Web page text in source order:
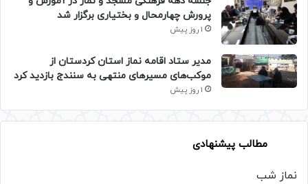
پرورش چهارمحال و بختیاری برگزار شد
1 روز پیش
مدیر ستاد اقامه نماز استان کردستان از
موکب‌های مسیرهای منتهی به سنندج بازدید کرد
1 روز پیش
مطالب پیشنهادی
نماز شب